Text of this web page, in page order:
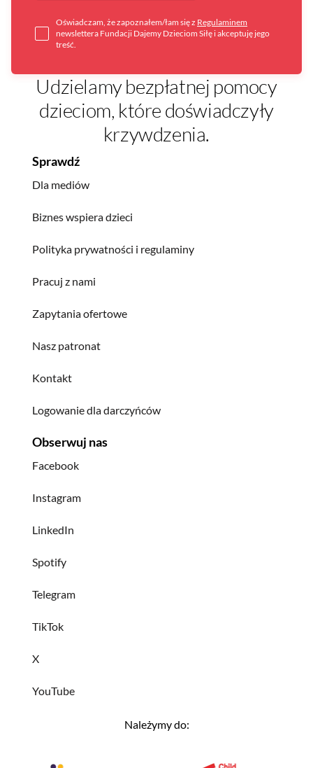
Oświadczam, że zapoznałem/łam się z Regulaminem
newslettera Fundacji Dajemy Dzieciom Siłę i akceptuję jego
treść.
Udzielamy bezpłatnej pomocy
dzieciom, które doświadczyły
krzywdzenia.
Sprawdź
Dla mediów
Biznes wspiera dzieci
Polityka prywatności i regulaminy
Pracuj z nami
Zapytania ofertowe
Nasz patronat
Kontakt
Logowanie dla darczyńców
Obserwuj nas
Facebook
Instagram
LinkedIn
Spotify
Telegram
TikTok
X
YouTube
Należymy do: